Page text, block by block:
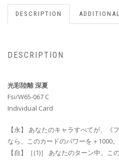
DESCRIPTION
DESCRIPTION
光彩陸離 深夏
Fsi/W65-067 C
Individual Card
【永】 あなたのキャラすべてが、《
なら、このカードのパワーを＋1000。
【自】［(1)］ あなたのターン中、